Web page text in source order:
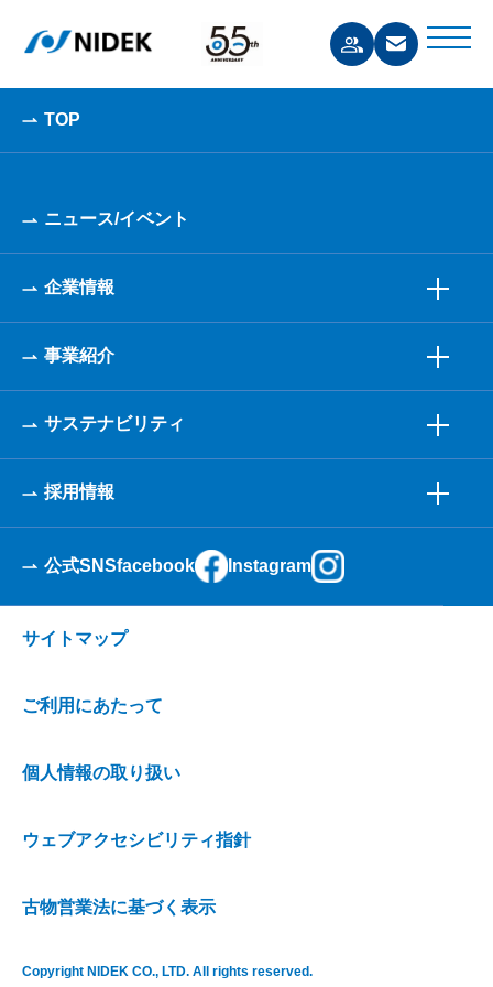
TOP
ニュース/イベント
企業情報
事業紹介
サステナビリティ
採用情報
公式SNSfacebook Instagram
サイトマップ
ご利用にあたって
個人情報の取り扱い
ウェブアクセシビリティ指針
古物営業法に基づく表示
Copyright NIDEK CO., LTD. All rights reserved.